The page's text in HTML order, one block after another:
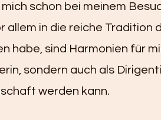
schon bei meinem
allem in die reiche Tradition
habe, sind Harmonien für
sondern auch als
werden kann.